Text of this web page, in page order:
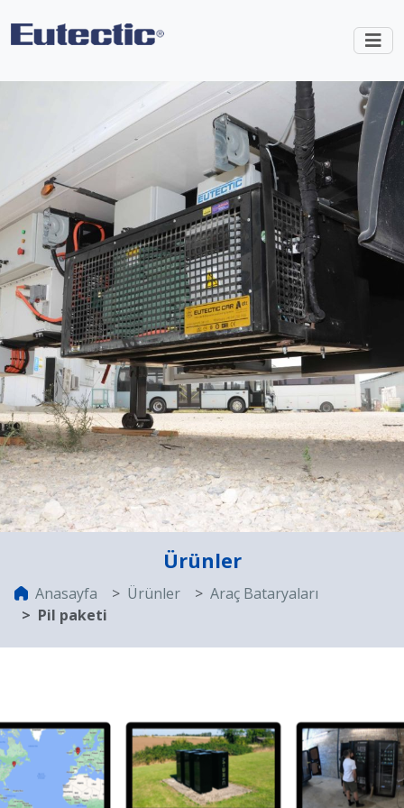
Ürünler
Anasayfa Ürünler
Araç Bataryaları
Pil paketi